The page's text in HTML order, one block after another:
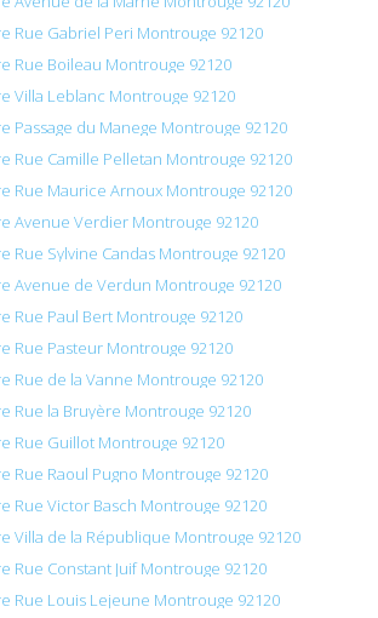
Rue Gabriel Peri Montrouge 92120
Rue Boileau Montrouge 92120
Villa Leblanc Montrouge 92120
Passage du Manege Montrouge 92120
Rue Camille Pelletan Montrouge 92120
Rue Maurice Arnoux Montrouge 92120
Avenue Verdier Montrouge 92120
Rue Sylvine Candas Montrouge 92120
Avenue de Verdun Montrouge 92120
Rue Paul Bert Montrouge 92120
Rue Pasteur Montrouge 92120
Rue de la Vanne Montrouge 92120
Rue la Bruyère Montrouge 92120
Rue Guillot Montrouge 92120
Rue Raoul Pugno Montrouge 92120
Rue Victor Basch Montrouge 92120
Villa de la République Montrouge 92120
Rue Constant Juif Montrouge 92120
Rue Louis Lejeune Montrouge 92120